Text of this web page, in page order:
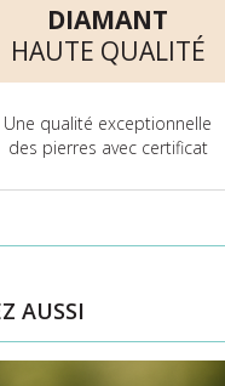
DIAMANT
HAUTE QUALITÉ
Une qualité exceptionnelle
des pierres avec certificat
AUSSI